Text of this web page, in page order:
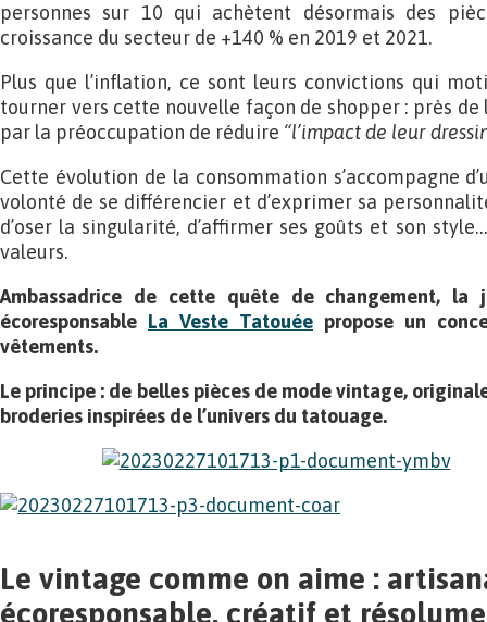
personnes sur 10 qui achètent désormais des
croissance du secteur de +140 % en 2019 et 2021.
Plus que l’inflation, ce sont leurs convictions qui
tourner vers cette nouvelle façon de shopper : près
par la préoccupation de réduire “l’impact de leur
Cette évolution de la consommation s’accompagne
volonté de se différencier et d’exprimer sa
d’oser la singularité, d’affirmer ses goûts et son
valeurs.
Ambassadrice de cette quête de changement, la
écoresponsable La Veste Tatouée propose un
vêtements.
Le principe : de belles pièces de mode vintage,
broderies inspirées de l’univers du tatouage.
Le vintage comme on aime :
écoresponsable, créatif et